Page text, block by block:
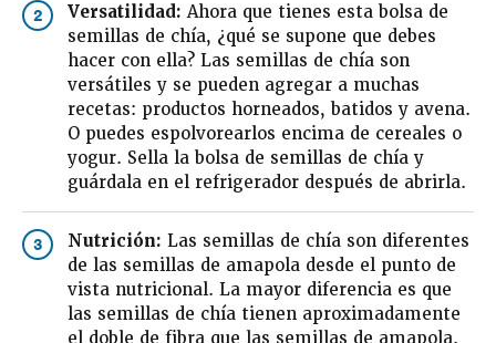
2 Versatilidad: Ahora que tienes esta bolsa de
semillas de chía, ¿qué se supone que debes
hacer con ella? Las semillas de chía son
versátiles y se pueden agregar a muchas
recetas: productos horneados, batidos y avena.
O puedes espolvorearlos encima de cereales o
yogur. Sella la bolsa de semillas de chía y
guárdala en el refrigerador después de abrirla.
3 Nutrición: Las semillas de chía son diferentes
de las semillas de amapola desde el punto de
vista nutricional. La mayor diferencia es que
las semillas de chía tienen aproximadamente